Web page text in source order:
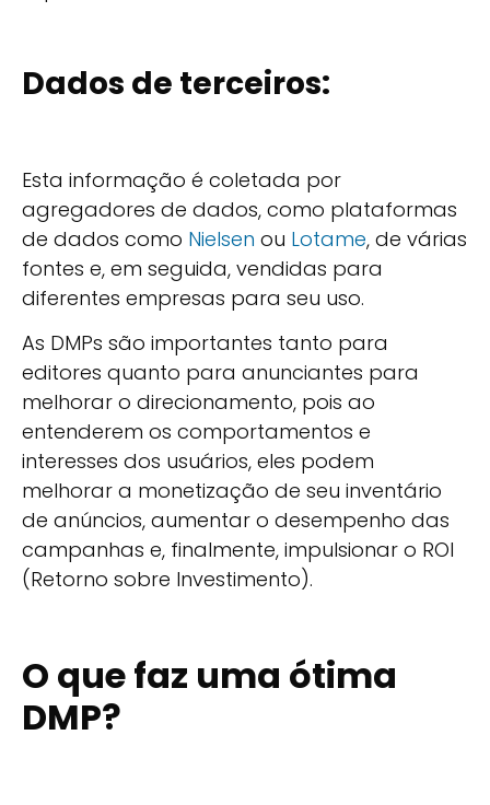
Dados de terceiros:
Esta informação é coletada por
agregadores de dados, como plataformas
de dados como Nielsen ou Lotame, de várias
fontes e, em seguida, vendidas para
diferentes empresas para seu uso.
As DMPs são importantes tanto para
editores quanto para anunciantes para
melhorar o direcionamento, pois ao
entenderem os comportamentos e
interesses dos usuários, eles podem
melhorar a monetização de seu inventário
de anúncios, aumentar o desempenho das
campanhas e, finalmente, impulsionar o ROI
(Retorno sobre Investimento).
O que faz uma ótima
DMP?